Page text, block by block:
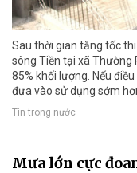
Sau thời gian tăng tốc
sông Tiền tại xã Thường
85% khối lượng. Nếu
đưa vào sử dụng sớm
Tin trong nước
Mưa lớn cực